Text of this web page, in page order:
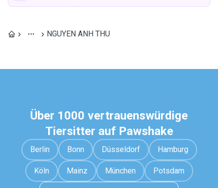
NGUYEN ANH THU
Über 1000 vertrauenswürdige
Tiersitter auf Pawshake
Berlin Bonn Düsseldorf Hamburg
Köln Mainz München Potsdam